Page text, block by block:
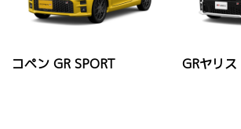
コペン GR SPORT GRヤリス